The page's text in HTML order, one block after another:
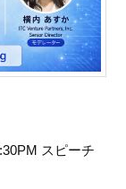
スピーチ